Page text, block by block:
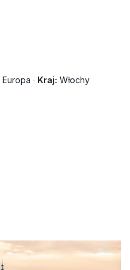
Europa · Kraj: Włochy